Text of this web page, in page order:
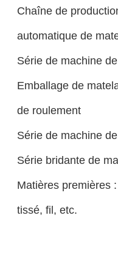
Chaîne de
automatique de
Série de machine
Emballage de
de roulement
Série de machine
Série bridante de
Matières premières
tissé, fil, etc.